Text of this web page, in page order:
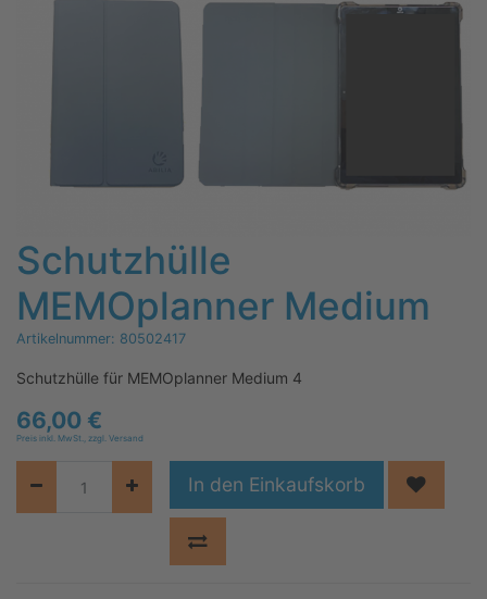
Schutzhülle
MEMOplanner Medium
Artikelnummer: 80502417
Schutzhülle für MEMOplanner Medium 4
66,00 €
Preis inkl. MwSt., zzgl. Versand
In den Einkaufskorb